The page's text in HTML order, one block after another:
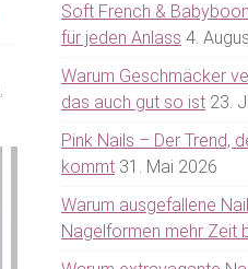
,
Soft French &
für jeden Anlass 4.
Warum Geschmäcker
das auch gut so ist 23.
Pink Nails – Der Trend,
kommt 31. Mai 2026
Warum ausgefallene
Nagelformen mehr Zeit